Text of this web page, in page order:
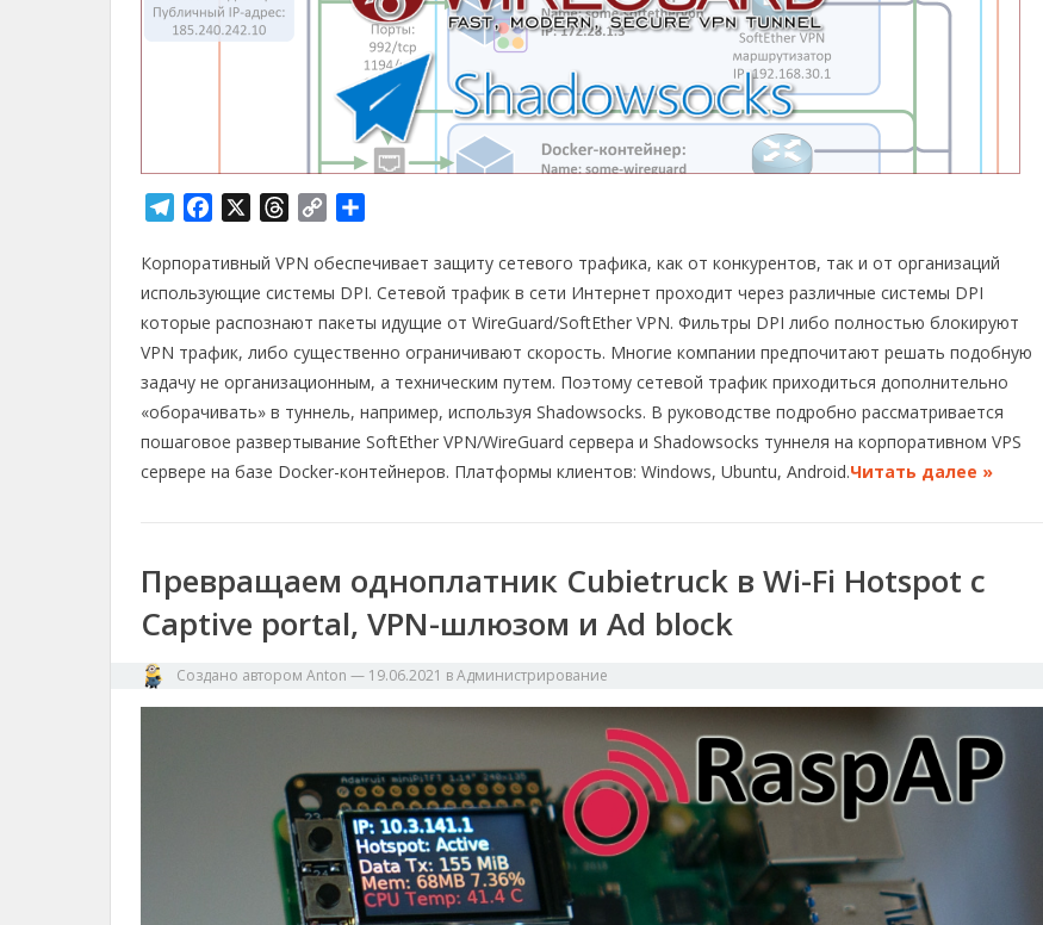
l
e
g
r
a
m
c
e
b
o
o
k
r
e
a
d
s
p
y
L
i
n
k
п
р
а
в
и
т
ь
Корпоративный VPN обеспечивает защиту сетевого трафика, как от конкурентов, так и от организаций
использующие системы DPI. Сетевой трафик в сети Интернет проходит через различные системы DPI
которые распознают пакеты идущие от WireGuard/SoftEther VPN. Фильтры DPI либо полностью блокируют
VPN трафик, либо существенно ограничивают скорость. Многие компании предпочитают решать подобную
задачу не организационным, а техническим путем. Поэтому сетевой трафик приходиться дополнительно
«оборачивать» в туннель, например, используя Shadowsocks. В руководстве подробно рассматривается
пошаговое развертывание SoftEther VPN/WireGuard сервера и Shadowsocks туннеля на корпоративном VPS
сервере на базе Docker-контейнеров. Платформы клиентов: Windows, Ubuntu, Android.Читать далее »
Превращаем одноплатник Cubietruck в Wi-Fi Hotspot с
Captive portal, VPN-шлюзом и Ad block
Создано автором Anton — 19.06.2021 вАдминистрирование